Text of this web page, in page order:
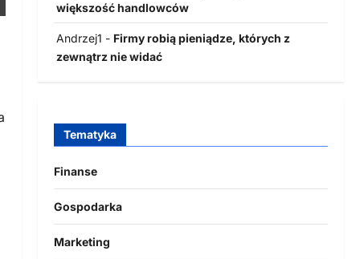
większość handlowców
Andrzej1 - Firmy robią pieniądze, których z
zewnątrz nie widać
Tematyka
Finanse
Gospodarka
Marketing